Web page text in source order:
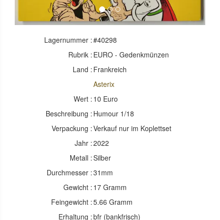
Lagernummer :#40298
Rubrik : EURO - Gedenkmünzen
Land : Frankreich
Asterix
Wert : 10 Euro
Beschreibung : Humour 1/18
Verpackung :Verkauf nur im Koplettset
Jahr :2022
Metall :Silber
Durchmesser :31mm
Gewicht : 17 Gramm
Feingewicht :5.66 Gramm
Erhaltung :bfr (bankfrisch)